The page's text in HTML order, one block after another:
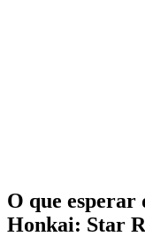
O que esperar
Honkai: Star